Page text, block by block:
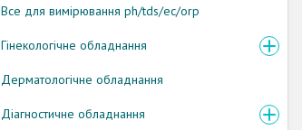
Все для вимірювання ph/tds/ec/orp
Гінекологічне обладнання
Дерматологічне обладнання
Діагностичне обладнання